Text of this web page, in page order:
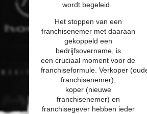
wordt begeleid.
Het stoppen van een
franchisenemer met daaraan
gekoppeld een
bedrijfsovername, is
een cruciaal moment voor de
franchiseformule. Verkoper
franchisenemer),
koper (nieuwe
franchisenemer) en
franchisegever hebben ieder